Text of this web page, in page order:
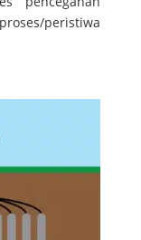
peristiwa